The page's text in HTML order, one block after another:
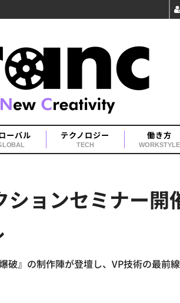
ーバル テクノロジー
TECH
働き方
WORKSTYLE
ョンセミナー開
』の制作陣が登壇し、VP技術の最前